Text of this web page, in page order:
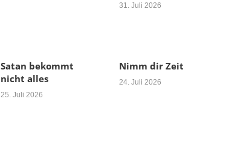
31. Juli 2026
Satan bekommt
nicht alles
25. Juli 2026
Nimm dir Zeit
24. Juli 2026